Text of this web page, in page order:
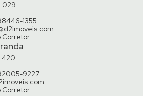
1355
Corretor
9227
Corretor